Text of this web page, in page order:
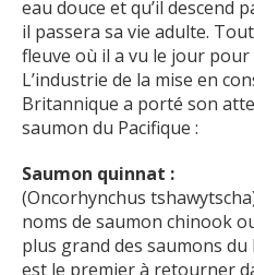
eau douce et qu’il descend
il passera sa vie adulte.
fleuve où il a vu le jour
L’industrie de la mise en
Britannique a porté son
saumon du Pacifique :
Saumon quinnat :
(Oncorhynchus
noms de saumon chinook
plus grand des saumons du
est le premier à retourner